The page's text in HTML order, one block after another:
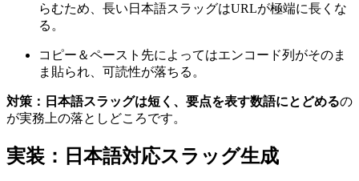
らむため、長い日本語スラッグはURLが極端に長くな
る。
コピー＆ペースト先によってはエンコード列がそのま
ま貼られ、可読性が落ちる。
対策：日本語スラッグは短く、要点を表す数語にとどめるの
が実務上の落としどころです。
実装：日本語対応スラッグ生成